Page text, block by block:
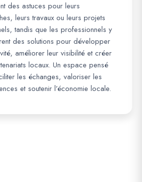
des astuces pour leurs
leurs travaux ou leurs projets
tandis que les professionnels y
des solutions pour développer
améliorer leur visibilité et créer
locaux. Un espace pensé
les échanges, valoriser les
et soutenir l’économie locale.